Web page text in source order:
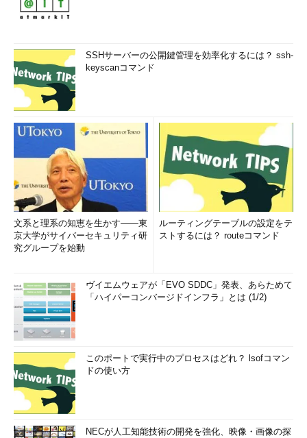
SSHサーバーの公開鍵管理を効率化するには？ ssh-
keyscanコマンド
文系と理系の知恵を生かす――東
京大学がサイバーセキュリティ研
究グループを始動
ルーティングテーブルの設定をテ
ストするには？ routeコマンド
ヴイエムウェアが「EVO SDDC」発表、あらためて
「ハイパーコンバージドインフラ」とは (1/2)
このポートで実行中のプロセスはどれ？ lsofコマン
ドの使い方
NECが人工知能技術の開発を強化、映像・画像の探